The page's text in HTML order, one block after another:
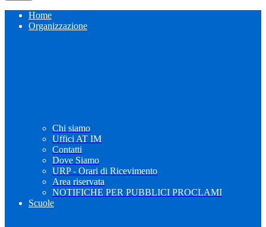
Home
Organizzazione
Chi siamo
Uffici AT IM
Contatti
Dove Siamo
URP - Orari di Ricevimento
Area riservata
NOTIFICHE PER PUBBLICI PROCLAMI
Scuole